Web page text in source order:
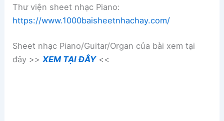
Thư viện sheet nhạc Piano:
https://www.1000baisheetnhachay.com/
Sheet nhạc Piano/Guitar/Organ của bài xem tại
đây >>XEM TẠI ĐÂY<<